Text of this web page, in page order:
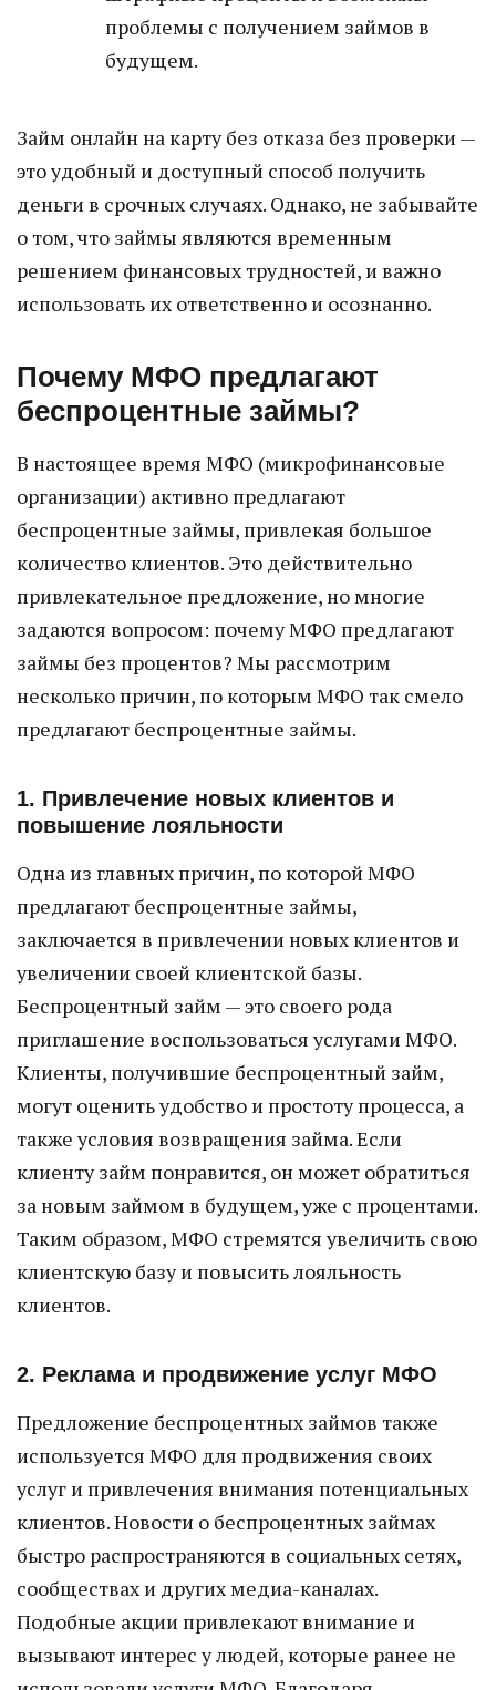
проблемы с получением займов в
будущем.
Займ онлайн на карту без отказа без проверки —
это удобный и доступный способ получить
деньги в срочных случаях. Однако, не забывайте
о том, что займы являются временным
решением финансовых трудностей, и важно
использовать их ответственно и осознанно.
Почему МФО предлагают
беспроцентные займы?
В настоящее время МФО (микрофинансовые
организации) активно предлагают
беспроцентные займы, привлекая большое
количество клиентов. Это действительно
привлекательное предложение, но многие
задаются вопросом: почему МФО предлагают
займы без процентов? Мы рассмотрим
несколько причин, по которым МФО так смело
предлагают беспроцентные займы.
1. Привлечение новых клиентов и
повышение лояльности
Одна из главных причин, по которой МФО
предлагают беспроцентные займы,
заключается в привлечении новых клиентов и
увеличении своей клиентской базы.
Беспроцентный займ — это своего рода
приглашение воспользоваться услугами МФО.
Клиенты, получившие беспроцентный займ,
могут оценить удобство и простоту процесса, а
также условия возвращения займа. Если
клиенту займ понравится, он может обратиться
за новым займом в будущем, уже с процентами.
Таким образом, МФО стремятся увеличить свою
клиентскую базу и повысить лояльность
клиентов.
2. Реклама и продвижение услуг МФО
Предложение беспроцентных займов также
используется МФО для продвижения своих
услуг и привлечения внимания потенциальных
клиентов. Новости о беспроцентных займах
быстро распространяются в социальных сетях,
сообществах и других медиа-каналах.
Подобные акции привлекают внимание и
вызывают интерес у людей, которые ранее не